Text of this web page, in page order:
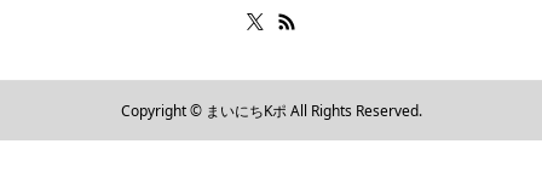
Copyright © まいにちKポ All Rights Reserved.